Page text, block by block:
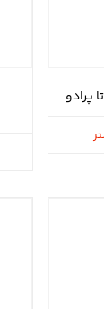
پرادو